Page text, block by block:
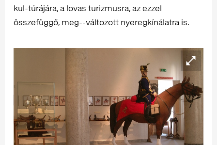
kul-túrájára, a lovas turizmusra, az ezzel
összefüggő, meg--változott nyeregkínálatra is.